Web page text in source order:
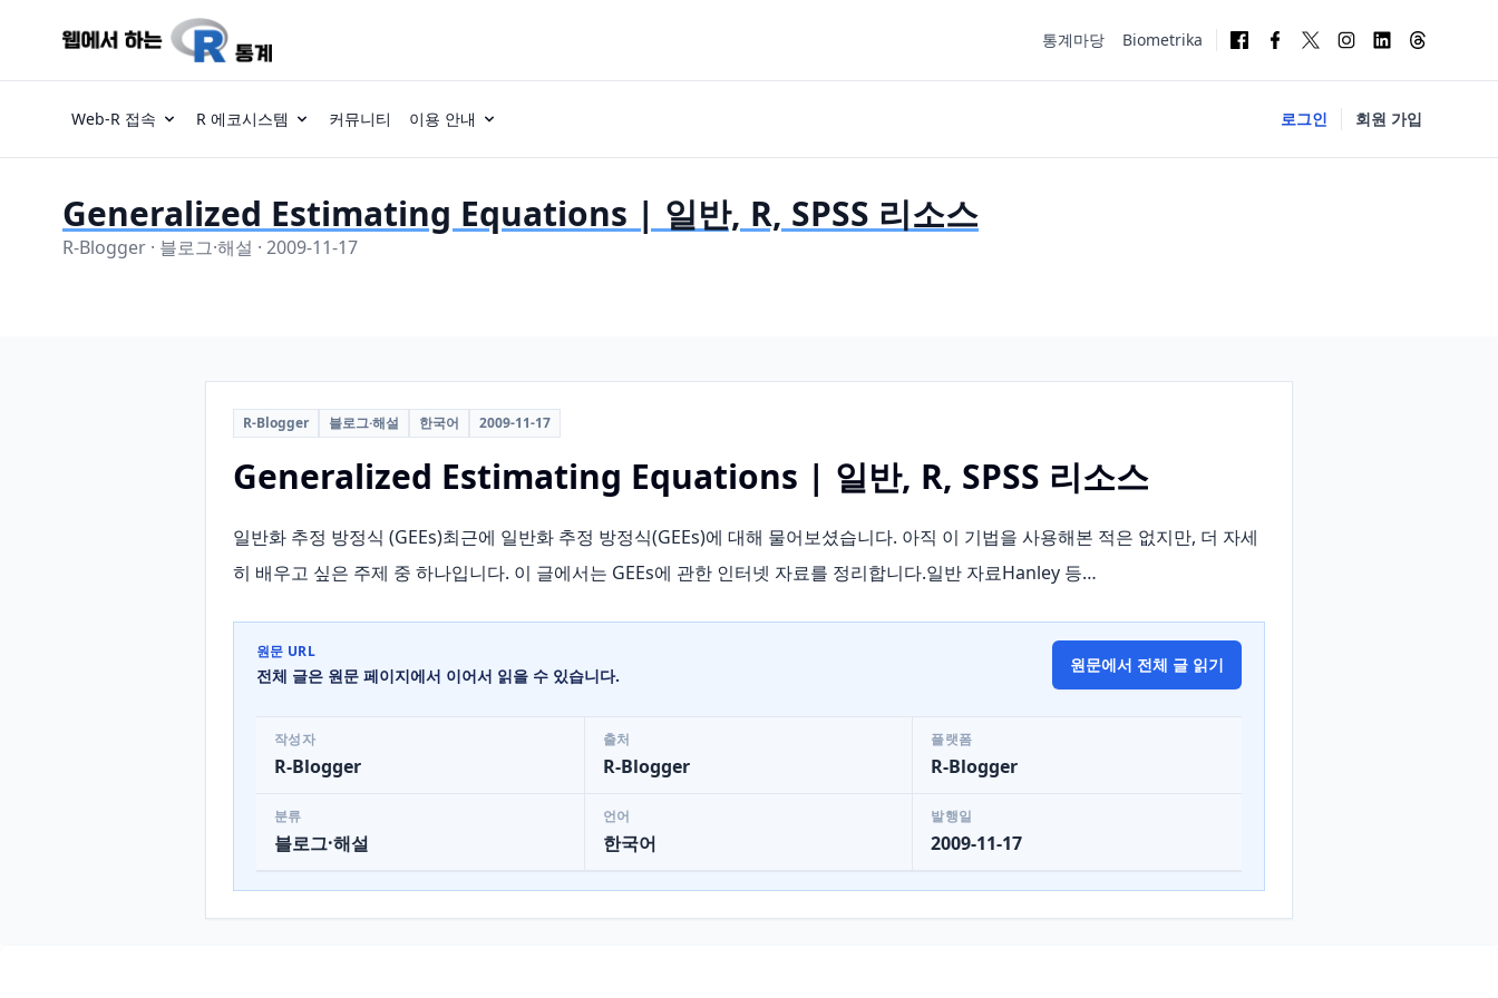
통계마당 Biometrika
Web-R 접속 R 에코시스템 커뮤니티 이용 안내 로그인 회원 가입
Generalized Estimating Equations | 일반, R, SPSS 리소스
R-Blogger · 블로그·해설 · 2009-11-17
R-Blogger 블로그·해설 한국어 2009-11-17
Generalized Estimating Equations | 일반, R, SPSS 리소스
일반화 추정 방정식 (GEEs)최근에 일반화 추정 방정식(GEEs)에 대해 물어보셨습니다. 아직 이 기법을 사용해본 적은 없지만, 더 자세
히 배우고 싶은 주제 중 하나입니다. 이 글에서는 GEEs에 관한 인터넷 자료를 정리합니다.일반 자료Hanley 등…
원문 URL
전체 글은 원문 페이지에서 이어서 읽을 수 있습니다.
원문에서 전체 글 읽기
작성자
R-Blogger
출처
R-Blogger
플랫폼
R-Blogger
분류
블로그·해설
언어
한국어
발행일
2009-11-17